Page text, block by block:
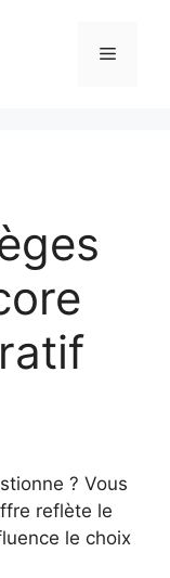
Menu
? Vous
reflète le
le choix